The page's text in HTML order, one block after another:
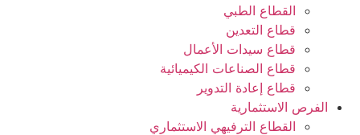
القطاع الطبي
قطاع التعدين
قطاع سيدات الأعمال
قطاع الصناعات الكيميائية
قطاع إعادة التدوير
الفرص الاستثمارية
القطاع الترفيهي الاستثماري